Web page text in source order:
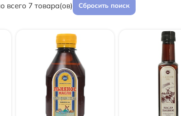
всего 7 товара(ов) Сбросить поиск